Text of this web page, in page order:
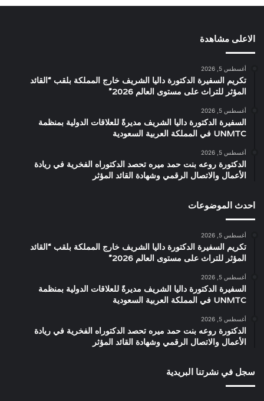
الاعلى مشاهدة
أغسطس 5, 2026
تكريم السفيرة الدكتورة داليا الشريف خارج المملكة بلقب “القائد
المؤثر للتراث على مستوى العالم 2026”
أغسطس 5, 2026
السفيرة الدكتورة داليا الشريف مديرةً للعلاقات الدولية بمنظمة
UNMTC في المملكة العربية السعودية
أغسطس 5, 2026
الدكتورة روعه بنت حمد ميره تحصد الدكتوراه الفخرية في ريادة
الأعمال والاتصال الرقمي وشهادة القائد المؤثر
احدث الموضوعات
أغسطس 5, 2026
تكريم السفيرة الدكتورة داليا الشريف خارج المملكة بلقب “القائد
المؤثر للتراث على مستوى العالم 2026”
أغسطس 5, 2026
السفيرة الدكتورة داليا الشريف مديرةً للعلاقات الدولية بمنظمة
UNMTC في المملكة العربية السعودية
أغسطس 5, 2026
الدكتورة روعه بنت حمد ميره تحصد الدكتوراه الفخرية في ريادة
الأعمال والاتصال الرقمي وشهادة القائد المؤثر
سجل في نشرتنا البريدية